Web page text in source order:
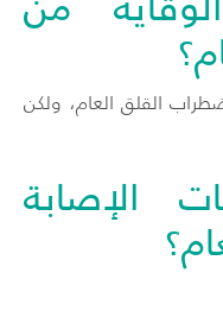
القلق العام، ولكن
الإصابة